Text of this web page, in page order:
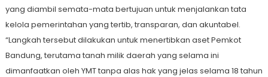
yang diambil semata-mata bertujuan untuk menjalankan tata
kelola pemerintahan yang tertib, transparan, dan akuntabel.
“Langkah tersebut dilakukan untuk menertibkan aset Pemkot
Bandung, terutama tanah milik daerah yang selama ini
dimanfaatkan oleh YMT tanpa alas hak yang jelas selama 18 tahun